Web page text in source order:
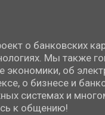
о банковских
Мы также
экономики, об
о бизнесе и
системах и
к общению!